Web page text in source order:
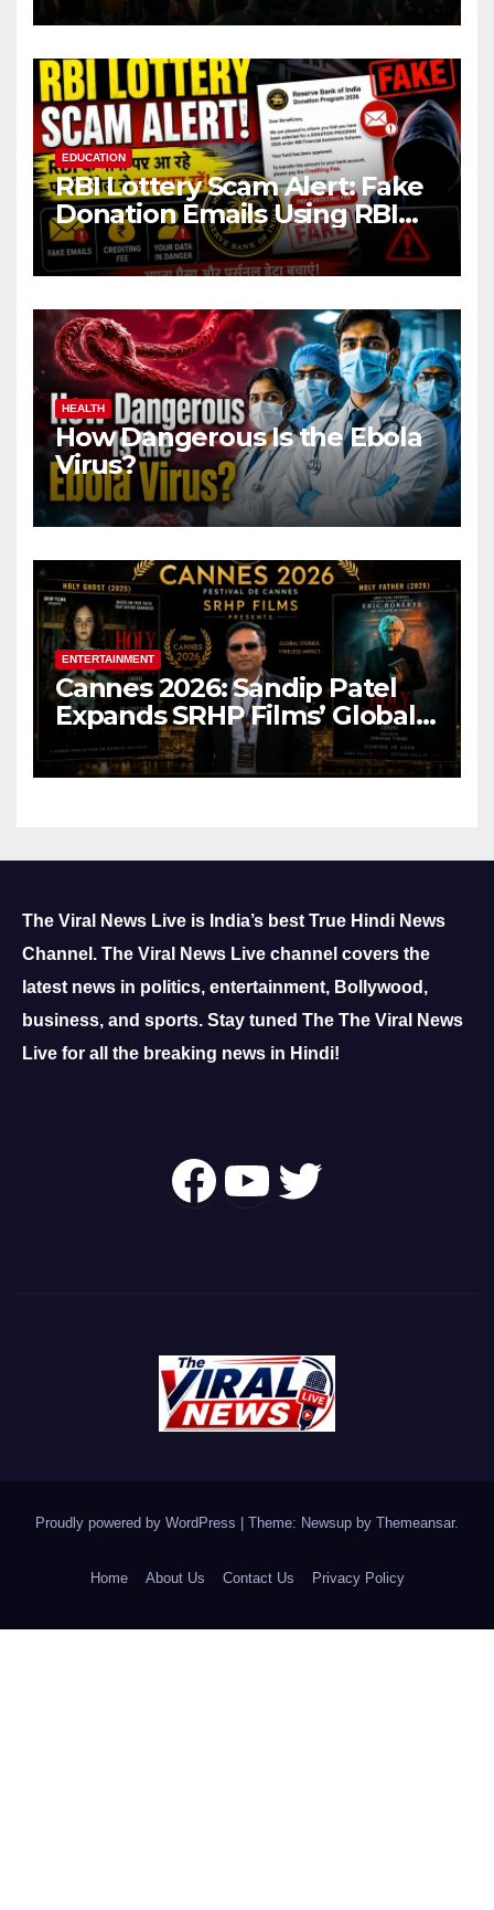
EDUCATION
RBI Lottery Scam Alert: Fake
Donation Emails Using RBI
Name Target Indian Users
HEALTH
How Dangerous Is the Ebola
Virus?
ENTERTAINMENT
Cannes 2026: Sandip Patel
Expands SRHP Films’ Global
Reach
The Viral News Live is India’s best True Hindi News
Channel. The Viral News Live channel covers the
latest news in politics, entertainment, Bollywood,
business, and sports. Stay tuned The The Viral News
Live for all the breaking news in Hindi!
Follow Us OnYouTube
Twitter
Proudly powered by WordPress Theme: Newsup by Themeansar.
Home About Us Contact Us Privacy Policy